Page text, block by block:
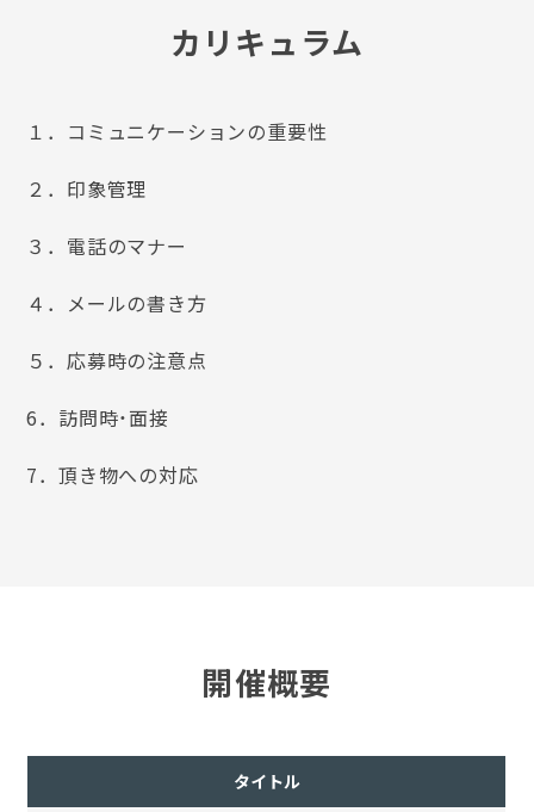
カリキュラム
１．コミュニケーションの重要性
２．印象管理
３．電話のマナー
４．メールの書き方
５．応募時の注意点
6．訪問時・面接
7．頂き物への対応
開催概要
タイトル